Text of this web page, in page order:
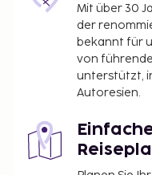
Mit über 30
der
bekannt für
von
unterstützt,
Autoresien.